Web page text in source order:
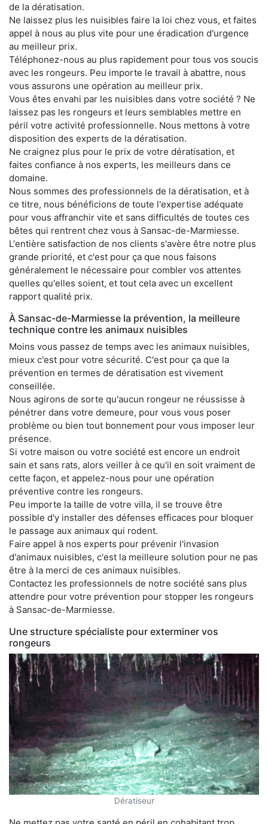
de la dératisation.
Ne laissez plus les nuisibles faire la loi chez vous, et faites
appel à nous au plus vite pour une éradication d'urgence
au meilleur prix.
Téléphonez-nous au plus rapidement pour tous vos soucis
avec les rongeurs. Peu importe le travail à abattre, nous
vous assurons une opération au meilleur prix.
Vous êtes envahi par les nuisibles dans votre société ? Ne
laissez pas les rongeurs et leurs semblables mettre en
péril votre activité professionnelle. Nous mettons à votre
disposition des experts de la dératisation.
Ne craignez plus pour le prix de votre dératisation, et
faites confiance à nos experts, les meilleurs dans ce
domaine.
Nous sommes des professionnels de la dératisation, et à
ce titre, nous bénéficions de toute l'expertise adéquate
pour vous affranchir vite et sans difficultés de toutes ces
bêtes qui rentrent chez vous à Sansac-de-Marmiesse.
L'entière satisfaction de nos clients s'avère être notre plus
grande priorité, et c'est pour ça que nous faisons
généralement le nécessaire pour combler vos attentes
quelles qu'elles soient, et tout cela avec un excellent
rapport qualité prix.
À Sansac-de-Marmiesse la prévention, la meilleure
technique contre les animaux nuisibles
Moins vous passez de temps avec les animaux nuisibles,
mieux c'est pour votre sécurité. C'est pour ça que la
prévention en termes de dératisation est vivement
conseillée.
Nous agirons de sorte qu'aucun rongeur ne réussisse à
pénétrer dans votre demeure, pour vous vous poser
problème ou bien tout bonnement pour vous imposer leur
présence.
Si votre maison ou votre société est encore un endroit
sain et sans rats, alors veiller à ce qu'il en soit vraiment de
cette façon, et appelez-nous pour une opération
préventive contre les rongeurs.
Peu importe la taille de votre villa, il se trouve être
possible d'y installer des défenses efficaces pour bloquer
le passage aux animaux qui rodent.
Faire appel à nos experts pour prévenir l'invasion
d'animaux nuisibles, c'est la meilleure solution pour ne pas
être à la merci de ces animaux nuisibles.
Contactez les professionnels de notre société sans plus
attendre pour votre prévention pour stopper les rongeurs
à Sansac-de-Marmiesse.
Une structure spécialiste pour exterminer vos
rongeurs
Dératiseur